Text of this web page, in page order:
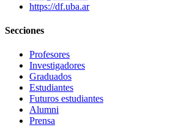
https://df.uba.ar
Secciones
Profesores
Investigadores
Graduados
Estudiantes
Futuros estudiantes
Alumni
Prensa